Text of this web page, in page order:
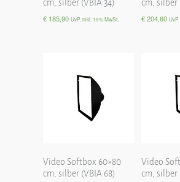
cm, silber (VBIA 34)
€ 185,90 UvP. inkl. 19% MwSt.
cm, silber
€204,60
Video Softbox 60×80
cm, silber (VBIA 68)
Video
cm, silber